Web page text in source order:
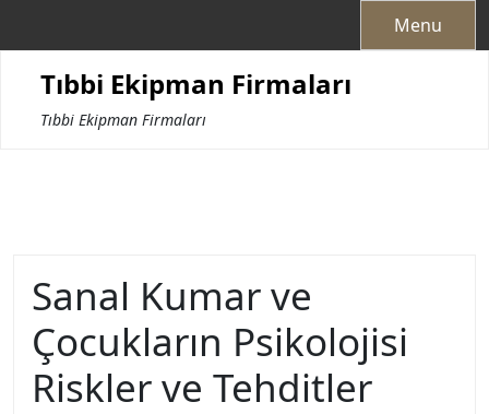
Menu
Tıbbi Ekipman Firmaları
Tıbbi Ekipman Firmaları
Sanal Kumar ve
Çocukların Psikolojisi
Riskler ve Tehditler